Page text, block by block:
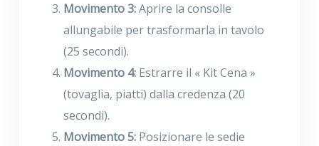
Movimento 3:Aprire la consolle
allungabile per trasformarla in tavolo
(25 secondi).
Movimento 4: Estrarre il « Kit Cena »
(tovaglia, piatti) dalla credenza (20
secondi).
Movimento 5: Posizionare le sedie